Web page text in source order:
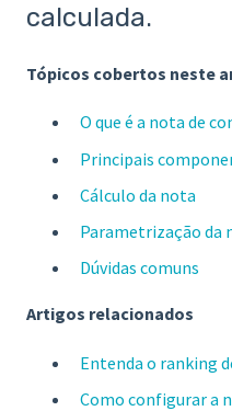
calculada.
Tópicos cobertos neste
O que é a nota de
Principais
Cálculo da nota
Parametrização da
Dúvidas comuns
Artigos relacionados
Entenda o ranking
Como configurar a